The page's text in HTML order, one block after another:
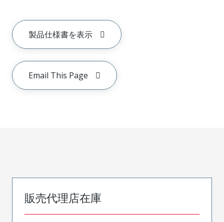
製品仕様書を表示
Email This Page
販売代理店在庫